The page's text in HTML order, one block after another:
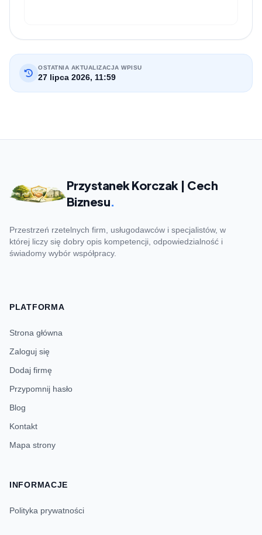
OSTATNIA AKTUALIZACJA WPISU
27 lipca 2026, 11:59
Przystanek Korczak | Cech
Biznesu.
Przestrzeń rzetelnych firm, usługodawców i specjalistów, w
której liczy się dobry opis kompetencji, odpowiedzialność i
świadomy wybór współpracy.
PLATFORMA
Strona główna
Zaloguj się
Dodaj firmę
Przypomnij hasło
Blog
Kontakt
Mapa strony
INFORMACJE
Polityka prywatności